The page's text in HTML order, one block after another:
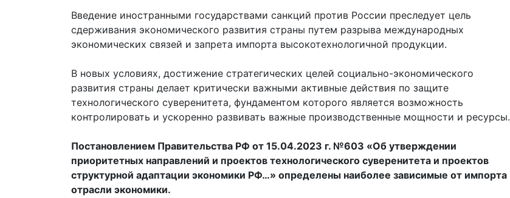
Введение иностранными государствами санкций против России преследует цель
cдерживания экономического развития страны путем разрыва международных
экономических связей и запрета импорта высокотехнологичной продукции.
В новых условиях, достижение стратегических целей социально-экономического
развития страны делает критически важными активные действия по защите
технологического суверенитета, фундаментом которого является возможность
контролировать и ускоренно развивать важные производственные мощности и ресурсы.
Постановлением Правительства РФ от 15.04.2023 г. №603 «Об утверждении
приоритетных направлений и проектов технологического суверенитета и проектов
структурной адаптации экономики РФ…» определены наиболее зависимые от импорта
отрасли экономики.